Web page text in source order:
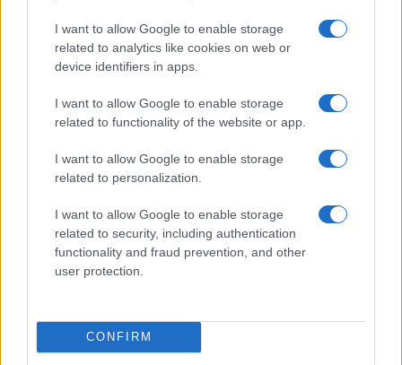
I want to allow Google to enable storage
related to analytics like cookies on web or
device identifiers in apps.
I want to allow Google to enable storage
related to functionality of the website or app.
I want to allow Google to enable storage
related to personalization.
I want to allow Google to enable storage
related to security, including authentication
functionality and fraud prevention, and other
user protection.
CONFIRM
Trading intraday: discipline, gestion du risque et performance –
la méthode de Marc-Antoine Adam de Villiers
Infos Rédaction · 13 Fév 2026